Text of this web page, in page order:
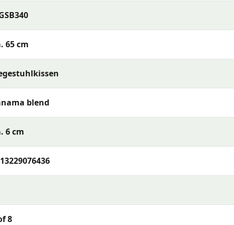
(sofern abnehmbar) oder reinigen Sie den Stoff mit einem
Panama Blendoder möchten Sie mehr über das
gerne telefonisch, per E-Mail oder WhatsApp. Unser Team
65 cm
blend
6 cm
8